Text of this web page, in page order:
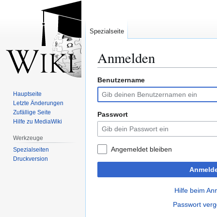
Anmelden
Zur
Navigation
springen
Zur
Suche
springen
Benutzername
Passwort
Angemeldet bleiben
Hilfe beim
Passwort
Spezialseite
Hauptseite
Letzte Änderungen
Zufällige Seite
Hilfe zu MediaWiki
Werkzeuge
Spezialseiten
Druckversion